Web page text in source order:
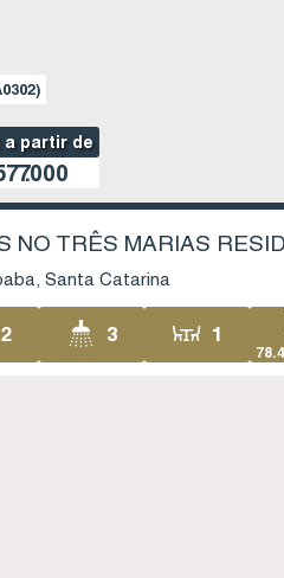
a partir de
Santa Catarina
2 3
78
1